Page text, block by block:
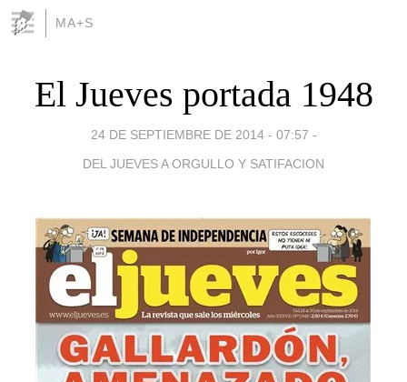
MA+S
El Jueves portada 1948
24 DE SEPTIEMBRE DE 2014 - 07:57 -
DEL JUEVES A ORGULLO Y SATIFACION